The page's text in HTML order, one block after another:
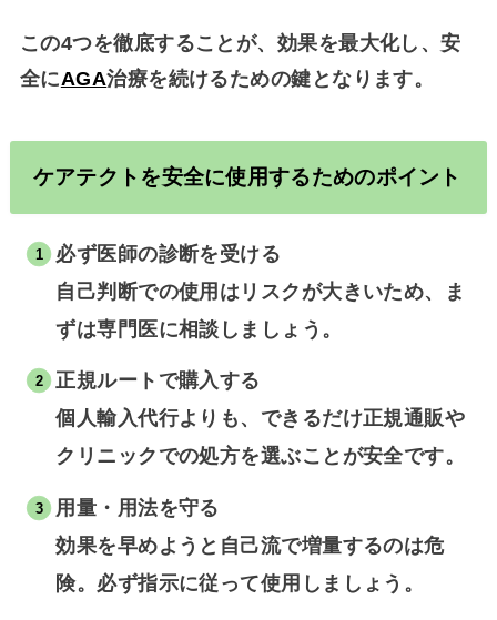
この4つを徹底することが、効果を最大化し、安
全にAGA治療を続けるための鍵となります。
ケアテクトを安全に使用するためのポイント
必ず医師の診断を受ける
自己判断での使用はリスクが大きいため、ま
ずは専門医に相談しましょう。
正規ルートで購入する
個人輸入代行よりも、できるだけ正規通販や
クリニックでの処方を選ぶことが安全です。
用量・用法を守る
効果を早めようと自己流で増量するのは危
険。必ず指示に従って使用しましょう。